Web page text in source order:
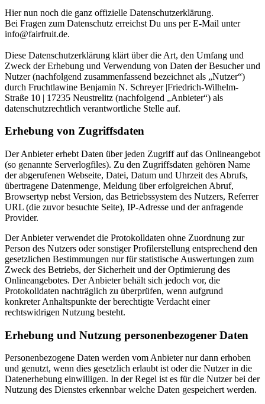
Hier nun noch die ganz offizielle Datenschutzerklärung.
Bei Fragen zum Datenschutz erreichst Du uns per E-Mail unter
info@fairfruit.de.
Diese Datenschutzerklärung klärt über die Art, den Umfang und
Zweck der Erhebung und Verwendung von Daten der Besucher und
Nutzer (nachfolgend zusammenfassend bezeichnet als „Nutzer“)
durch Fruchtlawine Benjamin N. Schreyer |Friedrich-Wilhelm-
Straße 10 | 17235 Neustrelitz (nachfolgend „Anbieter“) als
datenschutzrechtlich verantwortliche Stelle auf.
Erhebung von Zugriffsdaten
Der Anbieter erhebt Daten über jeden Zugriff auf das Onlineangebot
(so genannte Serverlogfiles). Zu den Zugriffsdaten gehören Name
der abgerufenen Webseite, Datei, Datum und Uhrzeit des Abrufs,
übertragene Datenmenge, Meldung über erfolgreichen Abruf,
Browsertyp nebst Version, das Betriebssystem des Nutzers, Referrer
URL (die zuvor besuchte Seite), IP-Adresse und der anfragende
Provider.
Der Anbieter verwendet die Protokolldaten ohne Zuordnung zur
Person des Nutzers oder sonstiger Profilerstellung entsprechend den
gesetzlichen Bestimmungen nur für statistische Auswertungen zum
Zweck des Betriebs, der Sicherheit und der Optimierung des
Onlineangebotes. Der Anbieter behält sich jedoch vor, die
Protokolldaten nachträglich zu überprüfen, wenn aufgrund
konkreter Anhaltspunkte der berechtigte Verdacht einer
rechtswidrigen Nutzung besteht.
Erhebung und Nutzung personenbezogener Daten
Personenbezogene Daten werden vom Anbieter nur dann erhoben
und genutzt, wenn dies gesetzlich erlaubt ist oder die Nutzer in die
Datenerhebung einwilligen. In der Regel ist es für die Nutzer bei der
Nutzung des Dienstes erkennbar welche Daten gespeichert werden.